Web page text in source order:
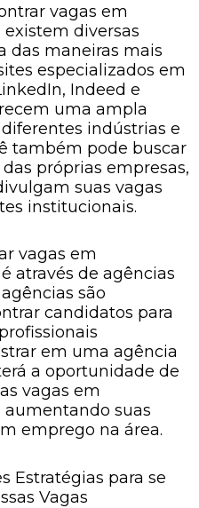
vagas em
diversas
das maneiras mais
especializados em
Indeed e
uma ampla
indústrias e
também pode buscar
próprias empresas,
suas vagas
institucionais.
vagas em
através de agências
são
candidatos para
em uma agência
a oportunidade de
vagas em
suas
emprego na área.
Estratégias para se
Vagas